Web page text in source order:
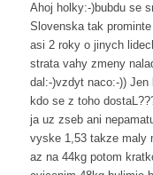
Ahoj holky:-)bubdu se
Slovenska tak
asi 2 roky o jinych
strata vahy zmeny
dal:-)vzdyt naco:-))
kdo se z toho
ja uz zseb ani
vyske 1,53 takze maly
az na 44kg potom